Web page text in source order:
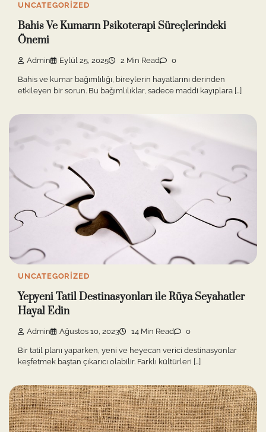
UNCATEGORIZED
Bahis Ve Kumarın Psikoterapi Süreçlerindeki
Önemi
Admin Eylül 25, 2025 2 Min Read 0
Bahis ve kumar bağımlılığı, bireylerin hayatlarını derinden
etkileyen bir sorun. Bu bağımlılıklar, sadece maddi kayıplara […]
UNCATEGORIZED
Yepyeni Tatil Destinasyonları ile Rüya Seyahatler
Hayal Edin
Admin Ağustos 10, 2023 14 Min Read 0
Bir tatil planı yaparken, yeni ve heyecan verici destinasyonlar
keşfetmek baştan çıkarıcı olabilir. Farklı kültürleri […]